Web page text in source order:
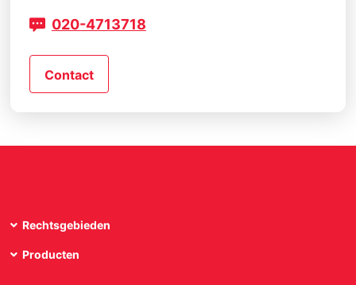
020-4713718
Contact
Rechtsgebieden
Producten